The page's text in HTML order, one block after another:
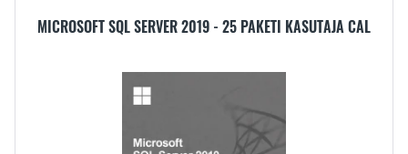
MICROSOFT SQL SERVER 2019 - 25 PAKETI KASUTAJA CAL